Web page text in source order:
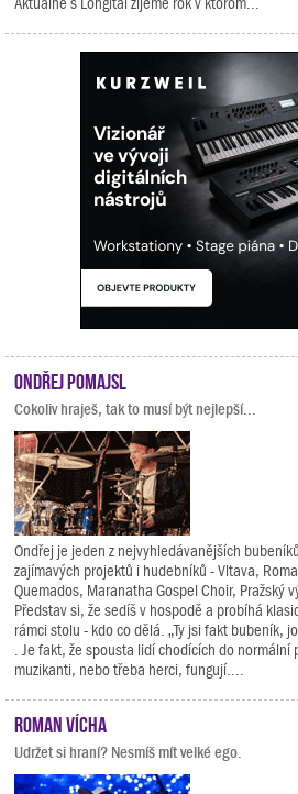
Ondřej Pomajsl
Cokoliv hraješ, tak to musí být nejlepší...
Ondřej je jeden z nejvyhledávanějších
zajímavých projektů i hudebníků - Vltava,
Quemados, Maranatha Gospel Choir, Pražský
Představ si, že sedíš v hospodě a probíhá
rámci stolu - kdo co dělá. „Ty jsi fakt bubeník,
. Je fakt, že spousta lidí chodících do
muzikanti, nebo třeba herci, fungují....
Roman Vícha
Udržet si hraní? Nesmíš mít velké ego.